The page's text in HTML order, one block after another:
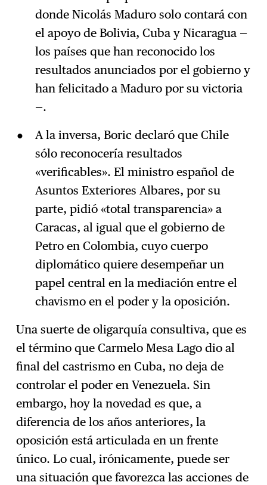
donde Nicolás Maduro solo contará con
el apoyo de Bolivia, Cuba y Nicaragua —
los países que han reconocido los
resultados anunciados por el gobierno y
han felicitado a Maduro por su victoria
—.
A la inversa, Boric declaró que Chile
sólo reconocería resultados
«verificables». El ministro español de
Asuntos Exteriores Albares, por su
parte, pidió «total transparencia» a
Caracas, al igual que el gobierno de
Petro en Colombia, cuyo cuerpo
diplomático quiere desempeñar un
papel central en la mediación entre el
chavismo en el poder y la oposición.
Una suerte de oligarquía consultiva, que es
el término que Carmelo Mesa Lago dio al
final del castrismo en Cuba, no deja de
controlar el poder en Venezuela. Sin
embargo, hoy la novedad es que, a
diferencia de los años anteriores, la
oposición está articulada en un frente
único. Lo cual, irónicamente, puede ser
una situación que favorezca las acciones de